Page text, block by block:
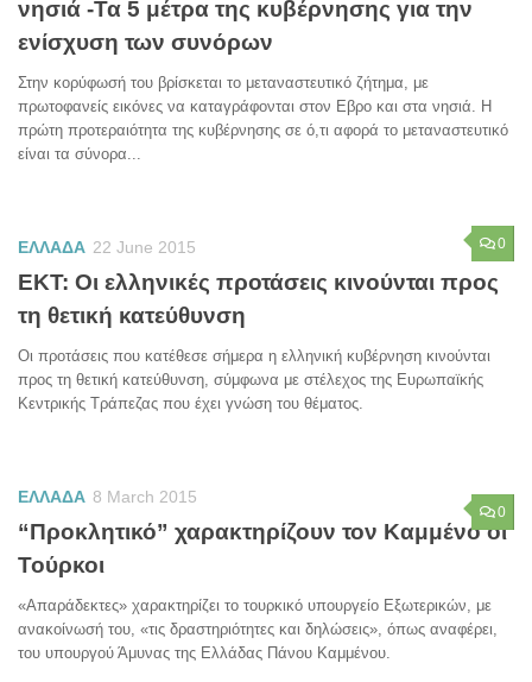
νησιά -Τα 5 μέτρα της κυβέρνησης για την
ενίσχυση των συνόρων
Στην κορύφωσή του βρίσκεται το μεταναστευτικό ζήτημα, με
πρωτοφανείς εικόνες να καταγράφονται στον Εβρο και στα νησιά. Η
πρώτη προτεραιότητα της κυβέρνησης σε ό,τι αφορά το μεταναστευτικό
είναι τα σύνορα...
0
ΕΛΛΑΔΑ 22 June 2015
ΕΚΤ: Οι ελληνικές προτάσεις κινούνται προς
τη θετική κατεύθυνση
Οι προτάσεις που κατέθεσε σήμερα η ελληνική κυβέρνηση κινούνται
προς τη θετική κατεύθυνση, σύμφωνα με στέλεχος της Ευρωπαϊκής
Κεντρικής Τράπεζας που έχει γνώση του θέματος.
0
ΕΛΛΑΔΑ 8 March 2015
“Προκλητικό” χαρακτηρίζουν τον Καμμένο οι
Τούρκοι
«Απαράδεκτες» χαρακτηρίζει το τουρκικό υπουργείο Εξωτερικών, με
ανακοίνωσή του, «τις δραστηριότητες και δηλώσεις», όπως αναφέρει,
του υπουργού Άμυνας της Ελλάδας Πάνου Καμμένου.